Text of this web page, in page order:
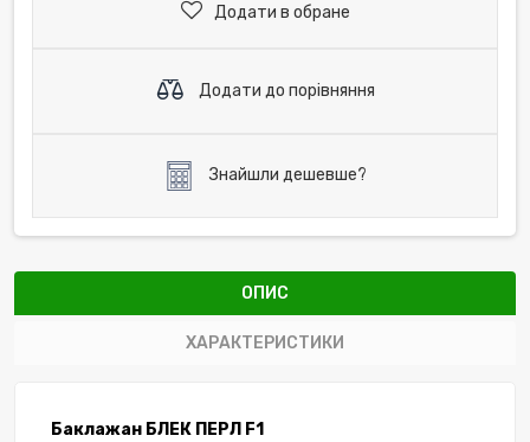
Додати в обране
Додати до порівняння
Знайшли дешевше?
ОПИС
ХАРАКТЕРИСТИКИ
Баклажан БЛЕК ПЕРЛ F1